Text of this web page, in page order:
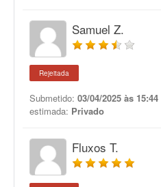
Samuel Z.
Rejeitada
Submetido: 03/04/2025 às 15:44
estimada: Privado
Fluxos T.